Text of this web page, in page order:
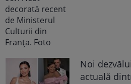
Noi
actuală